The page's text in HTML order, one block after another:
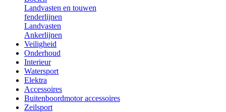
Landvasten en touwen
fenderlijnen
Landvasten
Ankerlijnen
Veiligheid
Onderhoud
Interieur
Watersport
Elektra
Accessoires
Buitenboordmotor accessoires
Zeilsport